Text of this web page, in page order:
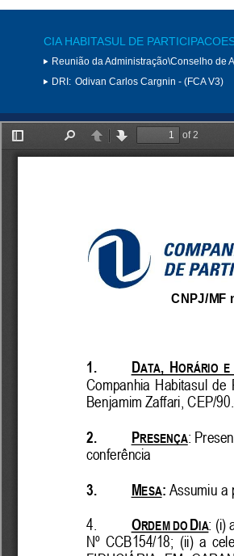
CIA HABITASUL DE
Reunião da Administração\Conselho de
DRI: Odivan Carlos Cargnin - (FCA V3)